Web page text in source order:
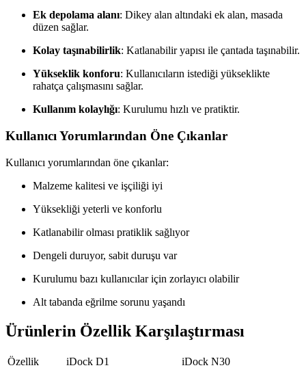
Ek depolama alanı: Dikey alan altındaki ek alan, masada
düzen sağlar.
Kolay taşınabilirlik: Katlanabilir yapısı ile çantada taşınabilir.
Yükseklik konforu: Kullanıcıların istediği yükseklikte
rahatça çalışmasını sağlar.
Kullanım kolaylığı: Kurulumu hızlı ve pratiktir.
Kullanıcı Yorumlarından Öne Çıkanlar
Kullanıcı yorumlarından öne çıkanlar:
Malzeme kalitesi ve işçiliği iyi
Yüksekliği yeterli ve konforlu
Katlanabilir olması pratiklik sağlıyor
Dengeli duruyor, sabit duruşu var
Kurulumu bazı kullanıcılar için zorlayıcı olabilir
Alt tabanda eğrilme sorunu yaşandı
Ürünlerin Özellik Karşılaştırması
Özellik iDock D1
iDock N30